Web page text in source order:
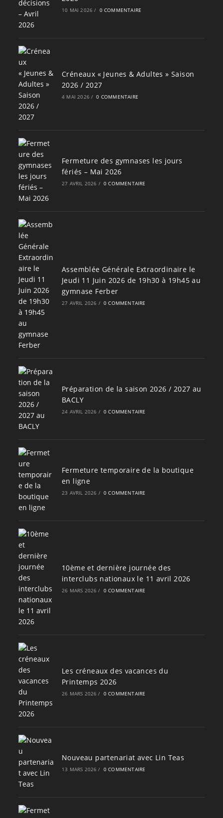
10 MAI 2026 / 0 COMMENTAIRE
Créneaux « Jeunes & Adultes » Saison
2026 / 2027
4 MAI 2026 / 0 COMMENTAIRE
Fermeture des gymnases les jours
fériés – Mai 2026
27 AVRIL 2026 / 0 COMMENTAIRE
Assemblée Générale Extraordinaire le
Jeudi 11 Juin 2026 de 19h30 à 19h45 au
gymnase Ferber
27 AVRIL 2026 / 0 COMMENTAIRE
Préparation de la saison 2026 / 2027 au
BACLY
24 AVRIL 2026 / 0 COMMENTAIRE
Fermeture temporaire de la boutique
en ligne
23 AVRIL 2026 / 0 COMMENTAIRE
10ème et dernière journée des
interclubs nationaux le 11 avril 2026
26 MARS 2026 / 0 COMMENTAIRE
Les créneaux des vacances du
Printemps 2026
26 MARS 2026 / 0 COMMENTAIRE
Nouveau partenariat avec Lin Teas
13 MARS 2026 / 0 COMMENTAIRE